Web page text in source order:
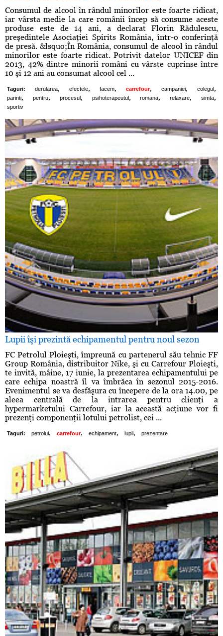
Consumul de alcool în rândul minorilor este foarte ridicat,
iar vârsta medie la care românii încep să consume aceste
produse este de 14 ani, a declarat Florin Rădulescu,
preşedintele Asociaţiei Spirits România, într-o conferinţă
de presă. &lsquo;În România, consumul de alcool în rândul
minorilor este foarte ridicat. Potrivit datelor UNICEF din
2013, 42% dintre minorii români cu vârste cuprinse între
10 şi 12 ani au consumat alcool cel ...
Taguri: derularea, efectele, facem, carrefour, campaniei, colegul ,
parinti, pentru, procesul, psihoterapeutul, romana, relaxare, simta,
sportiv
Lupii îşi prezintă echipamentul pentru noul sezon
FC Petrolul Ploieşti, împreună cu partenerul său tehnic FF
Group România, distribuitor Nike, şi cu Carrefour Ploieşti,
te invită, mâine, 17 iunie, la prezentarea echipamentului pe
care echipa noastră îl va îmbrăca în sezonul 2015-2016.
Evenimentul se va desfăşura cu începere de la ora 14.00, pe
aleea centrală de la intrarea pentru clienţi a
hypermarketului Carrefour, iar la această acţiune vor fi
prezenţi componenţii lotului petrolist, cei ...
Taguri: petrolul , carrefour, echipament, lupii, prezentare